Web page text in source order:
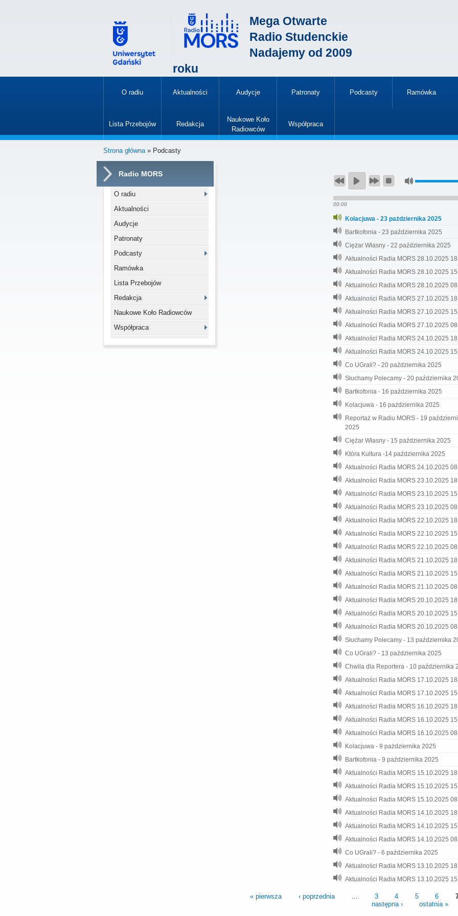
Mega Otwarte
Radio Studenckie
Nadajemy od 2009
roku
O radiu Aktualności Audycje Patronaty Podcasty Ramówka
Lista Przebojów Redakcja
Naukowe Koło
Radiowców
Współpraca
Strona główna» Podcasty
Radio MORS
O radiu
Aktualności
Audycje
Patronaty
Podcasty
Ramówka
Lista Przebojów
Redakcja
Naukowe Koło Radiowców
Współpraca
00:00
Kolacjuwa - 23 pażdziernika 2025
Bartkofonia - 23 października 2025
Ciężar Własny - 22 października 2025
Aktualności Radia MORS 28.10.2025
Aktualności Radia MORS 28.10.2025
Aktualności Radia MORS 28.10.2025
Aktualności Radia MORS 27.10.2025
Aktualności Radia MORS 27.10.2025
Aktualności Radia MORS 27.10.2025
Aktualności Radia MORS 24.10.2025
Aktualności Radia MORS 24.10.2025
Co UGrali? - 20 października 2025
Słuchamy Polecamy - 20 października
Bartkofonia - 16 października 2025
Kolacjuwa - 16 pażdziernika 2025
Reportaż w Radiu MORS - 19
2025
Ciężar Własny - 15 października 2025
Która Kultura -14 października 2025
Aktualności Radia MORS 24.10.2025
Aktualności Radia MORS 23.10.2025
Aktualności Radia MORS 23.10.2025
Aktualności Radia MORS 23.10.2025
Aktualności Radia MORS 22.10.2025
Aktualności Radia MORS 22.10.2025
Aktualności Radia MORS 22.10.2025
Aktualności Radia MORS 21.10.2025
Aktualności Radia MORS 21.10.2025
Aktualności Radia MORS 21.10.2025
Aktualności Radia MORS 20.10.2025
Aktualności Radia MORS 20.10.2025
Aktualności Radia MORS 20.10.2025
Słuchamy Polecamy - 13 października
Co UGrali? - 13 października 2025
Chwila dla Reportera - 10 października
Aktualności Radia MORS 17.10.2025
Aktualności Radia MORS 17.10.2025
Aktualności Radia MORS 16.10.2025
Aktualności Radia MORS 16.10.2025
Aktualności Radia MORS 16.10.2025
Kolacjuwa - 9 pażdziernika 2025
Bartkofonia - 9 października 2025
Aktualności Radia MORS 15.10.2025
Aktualności Radia MORS 15.10.2025
Aktualności Radia MORS 15.10.2025
Aktualności Radia MORS 14.10.2025
Aktualności Radia MORS 14.10.2025
Aktualności Radia MORS 14.10.2025
Co UGrali? - 6 października 2025
Aktualności Radia MORS 13.10.2025
Aktualności Radia MORS 13.10.2025
« pierwsza ‹ poprzednia 3 4 5 6
następna ›
ostatnia »